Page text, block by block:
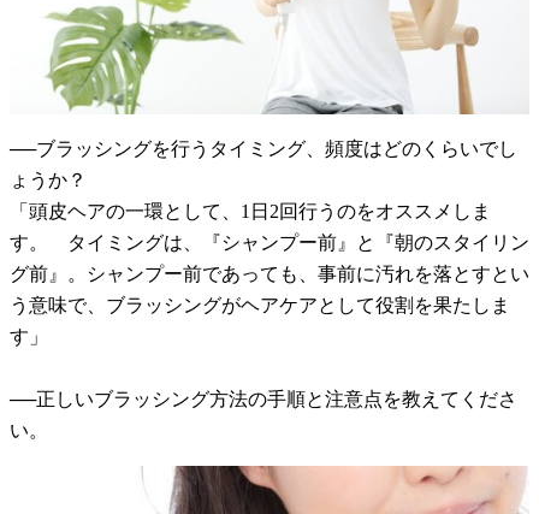
──ブラッシングを行うタイミング、頻度はどのくらいでし
ょうか？
「頭皮ヘアの一環として、1日2回行うのをオススメしま
す。 タイミングは、『シャンプー前』と『朝のスタイリン
グ前』。シャンプー前であっても、事前に汚れを落とすとい
う意味で、ブラッシングがヘアケアとして役割を果たしま
す」
──正しいブラッシング方法の手順と注意点を教えてくださ
い。